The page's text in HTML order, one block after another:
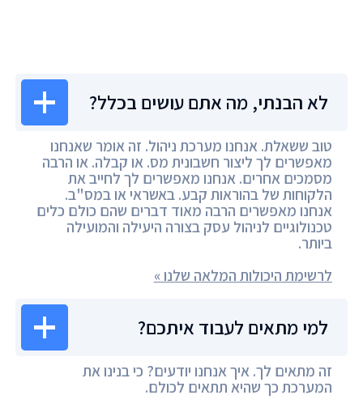
לא הבנתי, מה אתם עושים בכלל?
טוב ששאלת. אנחנו מערכת ניהול. זה אומר שאנחנו
מאפשרים לך ליצור חשבונית מס. או קבלה. או הרבה
מסמכים אחרים. אנחנו מאפשרים לך לחייב את
הלקוחות של בהוראות קבע. באשראי או במס"ב.
אנחנו מאפשרים הרבה מאוד דברים שהם כולם כלים
טכנולוגיים לניהול עסק בצורה היעילה והמועילה
ביותר.
לרשימת היכולות המלאה שלנו »
למי מתאים לעבוד איתכם?
זה מתאים לך. איך אנחנו יודעים? כי בנינו את
המערכת כך שהיא תתאים לכולם.